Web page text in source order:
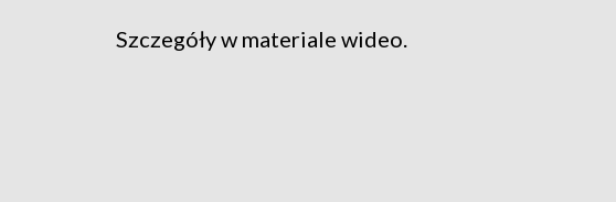
Szczegóły w materiale wideo.